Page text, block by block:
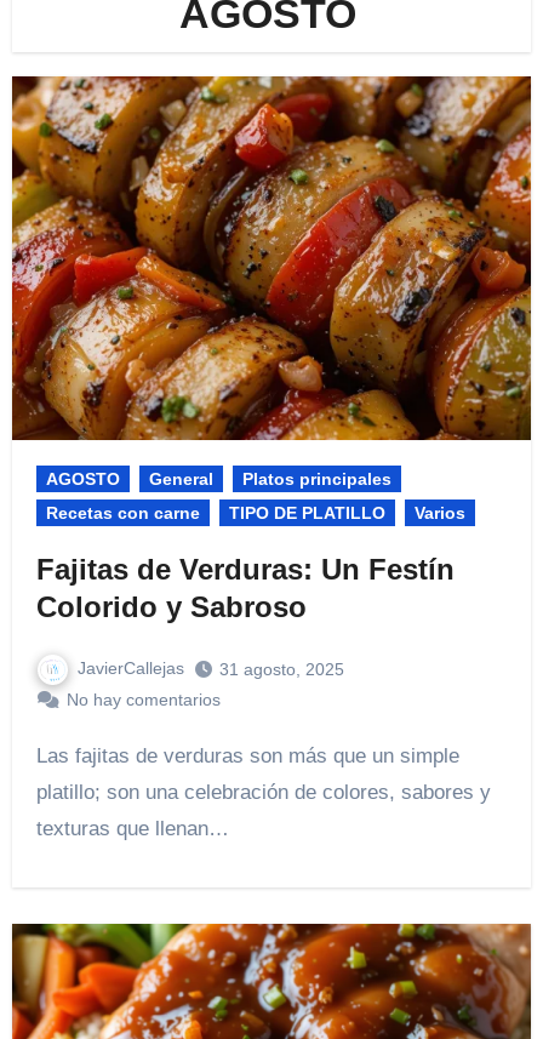
AGOSTO
AGOSTO General
Platos principales
Recetas con carne
TIPO DE PLATILLO Varios
Fajitas de Verduras: Un Festín
Colorido y Sabroso
JavierCallejas
31 agosto, 2025
No hay comentarios
Las fajitas de verduras son más que un simple
platillo; son una celebración de colores, sabores y
texturas que llenan…